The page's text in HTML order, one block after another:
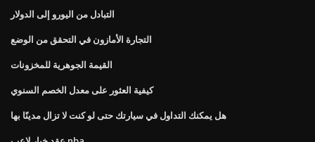
التبادل من اليورو إلى الدولار
التجارة الأمازون في التحقق من الوضع
القيمة الجوهرية للمخزونات
كيفية العثور على معدل الخصم السنوي
هل يمكنك التداول في سيارتك حتى لو كنت لا تزال مدينًا بها